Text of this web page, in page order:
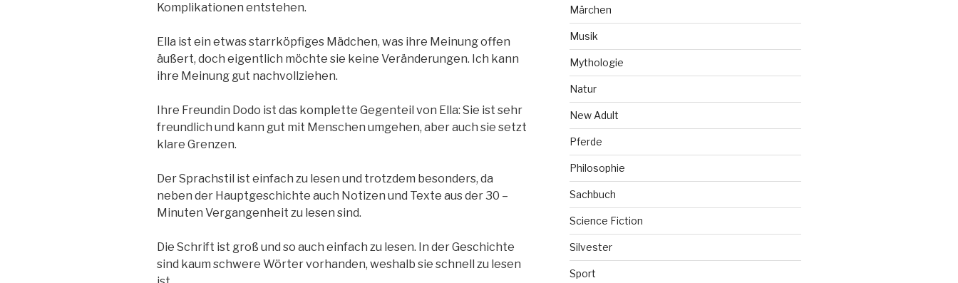
Komplikationen entstehen.
Ella ist ein etwas starrköpfiges Mädchen, was ihre Meinung offen
äußert, doch eigentlich möchte sie keine Veränderungen. Ich kann
ihre Meinung gut nachvollziehen.
Ihre Freundin Dodo ist das komplette Gegenteil von Ella: Sie ist sehr
freundlich und kann gut mit Menschen umgehen, aber auch sie setzt
klare Grenzen.
Der Sprachstil ist einfach zu lesen und trotzdem besonders, da
neben der Hauptgeschichte auch Notizen und Texte aus der 30 –
Minuten Vergangenheit zu lesen sind.
Die Schrift ist groß und so auch einfach zu lesen. In der Geschichte
sind kaum schwere Wörter vorhanden, weshalb sie schnell zu lesen
Märchen
Musik
Mythologie
Natur
New Adult
Pferde
Philosophie
Sachbuch
Science Fiction
Silvester
Sport